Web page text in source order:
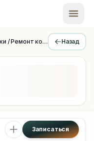
Authority in Saint
Замена подставки / Ремонт корпуса Назад
Записаться